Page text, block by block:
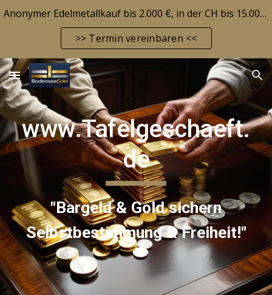
Skip to main content
Anonymer Edelmetallkauf bis 2.000 €, in der CH bis 15.000 CHF! Edelmetallbarrendepot möglich! Aktuelle Marktlage siehe FAQ-Seite!
>> Termin vereinbaren <<
www.Tafelgeschaeft.
de
"Bargeld & Gold sichern
Selbstbestimmung & Freiheit!"